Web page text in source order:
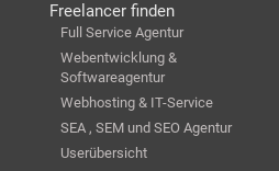
Freelancer finden
Full Service Agentur
Webentwicklung &
Softwareagentur
Webhosting & IT-Service
SEA , SEM und SEO Agentur
Userübersicht